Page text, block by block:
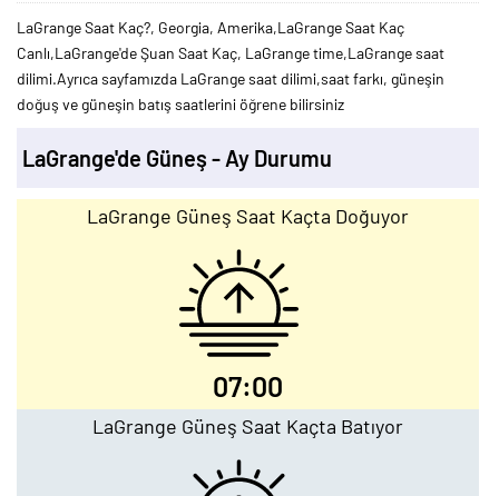
LaGrange Saat Kaç?, Georgia, Amerika,LaGrange Saat Kaç
Canlı,LaGrange'de Şuan Saat Kaç, LaGrange time,LaGrange saat
dilimi.Ayrıca sayfamızda LaGrange saat dilimi,saat farkı, güneşin
doğuş ve güneşin batış saatlerini öğrene bilirsiniz
LaGrange'de Güneş - Ay Durumu
LaGrange Güneş Saat Kaçta Doğuyor
07:00
LaGrange Güneş Saat Kaçta Batıyor